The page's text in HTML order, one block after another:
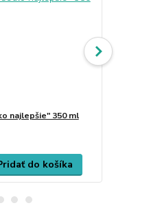
najlepšie" 350 ml
do košíka